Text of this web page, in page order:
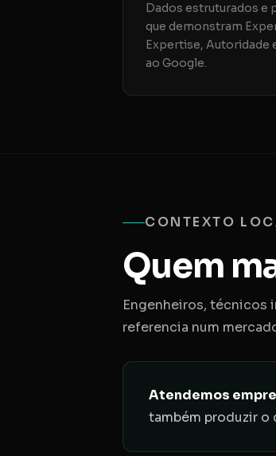
Dados estruturados e
que demonstram
Expertise, Autoridade
ao Google.
CONTEXTO
Quem
Engenheiros, técnicos
referencia num
Atendemos
também produzir